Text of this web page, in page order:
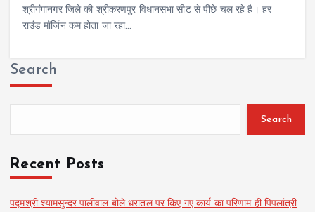
श्रीगंगानगर जिले की श्रीकरणपुर विधानसभा सीट से पीछे चल रहे है। हर
राउंड मॉर्जिन कम होता जा रहा…
Search
Search
Recent Posts
पद्मश्री श्यामसुन्दर पालीवाल बोले धरातल पर किए गए कार्य का परिणाम ही पिपलांत्री